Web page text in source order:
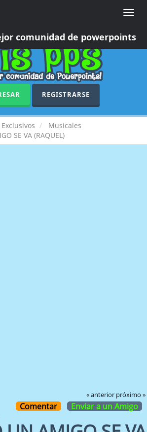
Toggle
comunidad de powerpoints
REGISTRARSE
Exclusivos
Musicales
SE VA (RAQUEL)
« anterior próximo »
Comentar Enviar a un Amigo